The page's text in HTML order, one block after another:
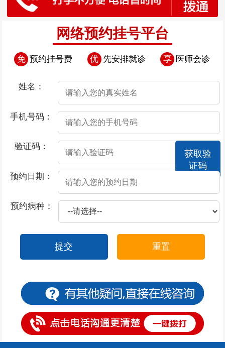
阳痿治疗有哪些误区 2026-07-19
阳痿患者的护理工作该如何做？
阳痿早期会有哪些症状表现
引发阳痿的4大原因 2026-07-19
包皮过长的多发症状有哪些呢 2026-07-14
包皮过长的常见症状表现是什么
包皮过长是如何危害男性健康的
包皮过长是什么原因导致的 2026-07-14
包皮过长会诱发早泄的发生吗 2026-07-14
阳痿造成的危害都有哪些？ 2026-07-08
阳痿久拖不治的危害有哪些 2026-07-08
阳痿患者需要注意什么 2026-07-08
阳痿所造成的危害是什么
2026-07-02
包茎的具体情况是怎么回事 2026-07-02
包茎不治会诱发哪些并发症的出现 2026-07-02
包皮过长有什么影响 2026-07-02
网络预约挂号平台
免 预约挂号费 优 先安排就诊 享 医师会诊
姓名：
手机号码：
验证码：
获取验
证码
预约日期：
预约病种：
提交 重置